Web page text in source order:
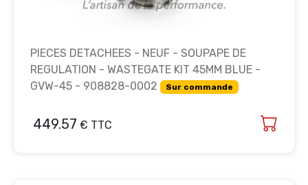
PIECES DETACHEES - NEUF - SOUPAPE DE
REGULATION - WASTEGATE KIT 45MM BLUE -
GVW-45 - 908828-0002
Sur commande
449.57 € TTC